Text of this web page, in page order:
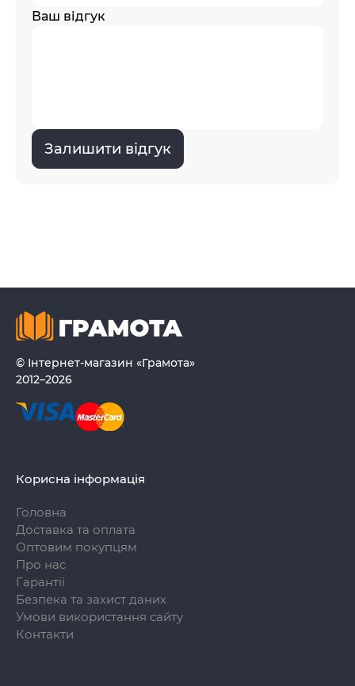
Ваш відгук
Залишити відгук
© Інтернет-магазин «Грамота»
2012–2026
Корисна інформація
Головна
Доставка та оплата
Оптовим покупцям
Про нас
Гарантії
Безпека та захист даних
Умови використання сайту
Контакти